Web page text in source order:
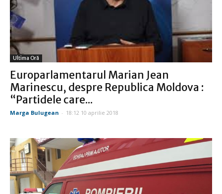
Ultima Oră
Europarlamentarul Marian Jean
Marinescu, despre Republica Moldova :
“Partidele care...
Marga Bulugean - 18:12 10 aprilie 2018